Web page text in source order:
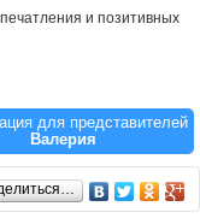
и позитивных
для представителей
Валерия